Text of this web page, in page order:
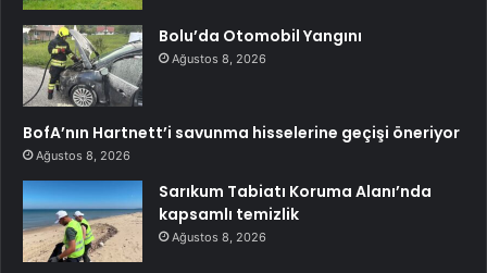
Bolu’da Otomobil Yangını
Ağustos 8, 2026
BofA’nın Hartnett’i savunma hisselerine geçişi öneriyor
Ağustos 8, 2026
Sarıkum Tabiatı Koruma Alanı’nda
kapsamlı temizlik
Ağustos 8, 2026